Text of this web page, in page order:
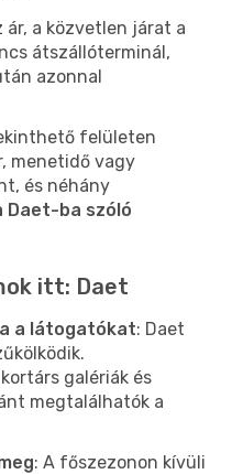
a közvetlen járat a
átszállóterminál,
azonnal
felületen
menetidő vagy
és néhány
Daet-ba szóló
itt: Daet
a látogatókat: Daet
galériák és
megtalálhatók a
: A főszezonon kívüli